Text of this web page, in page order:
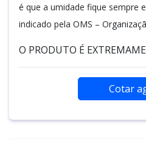
é que a umidade fique sempre
indicado pela OMS –
O PRODUTO É
Cotar